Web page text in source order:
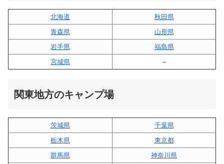
北海道
秋田県
青森県
山形県
岩手県
福島県
宮城県
–
関東地方のキャンプ場
茨城県
千葉県
栃木県
東京都
群馬県
神奈川県